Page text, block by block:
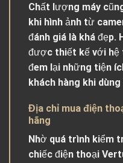
Chất lượng máy
khi hình ảnh từ
đánh giá là khá đẹp.
được thiết kế với hệ
đem lại những tiện
khách hàng khi
Địa chỉ mua điện
hãng
Nhờ quá trình kiểm
chiếc điện thoại